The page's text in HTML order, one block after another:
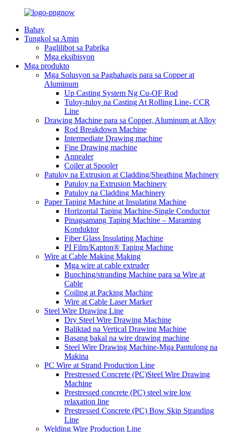
Bahay
Tungkol sa Amin
Paglilibot sa Pabrika
Mga eksibisyon
Mga produkto
Mga Solusyon sa Paghahagis para sa Copper at
Aluminum
Up Casting System Ng Cu-OF Rod
Tuloy-tuloy na Casting At Rolling Line- CCR
Line
Drawing Machine para sa Copper, Aluminum at Alloy
Rod Breakdown Machine
Intermediate Drawing machine
Fine Drawing machine
Annealer
Coiler at Spooler
Patuloy na Extrusion at Cladding/Sheathing Machinery
Patuloy na Extrusion Machinery
Patuloy na Cladding Machinery
Paper Taping Machine at Insulating Machine
Horizontal Taping Machine-Single Conductor
Pinagsamang Taping Machine – Maraming
Konduktor
Fiber Glass Insulating Machine
PI Film/Kapton® Taping Machine
Wire at Cable Making Making
Mga wire at cable extruder
Bunching/stranding Machine para sa Wire at
Cable
Coiling at Packing Machine
Wire at Cable Laser Marker
Steel Wire Drawing Line
Dry Steel Wire Drawing Machine
Baliktad na Vertical Drawing Machine
Basang bakal na wire drawing machine
Steel Wire Drawing Machine-Mga Pantulong na
Makina
PC Wire at Strand Production Line
Prestressed Concrete (PC)Steel Wire Drawing
Machine
Prestressed concrete (PC) steel wire low
relaxation line
Prestressed Concrete (PC) Bow Skip Stranding
Line
Welding Wire Production Line